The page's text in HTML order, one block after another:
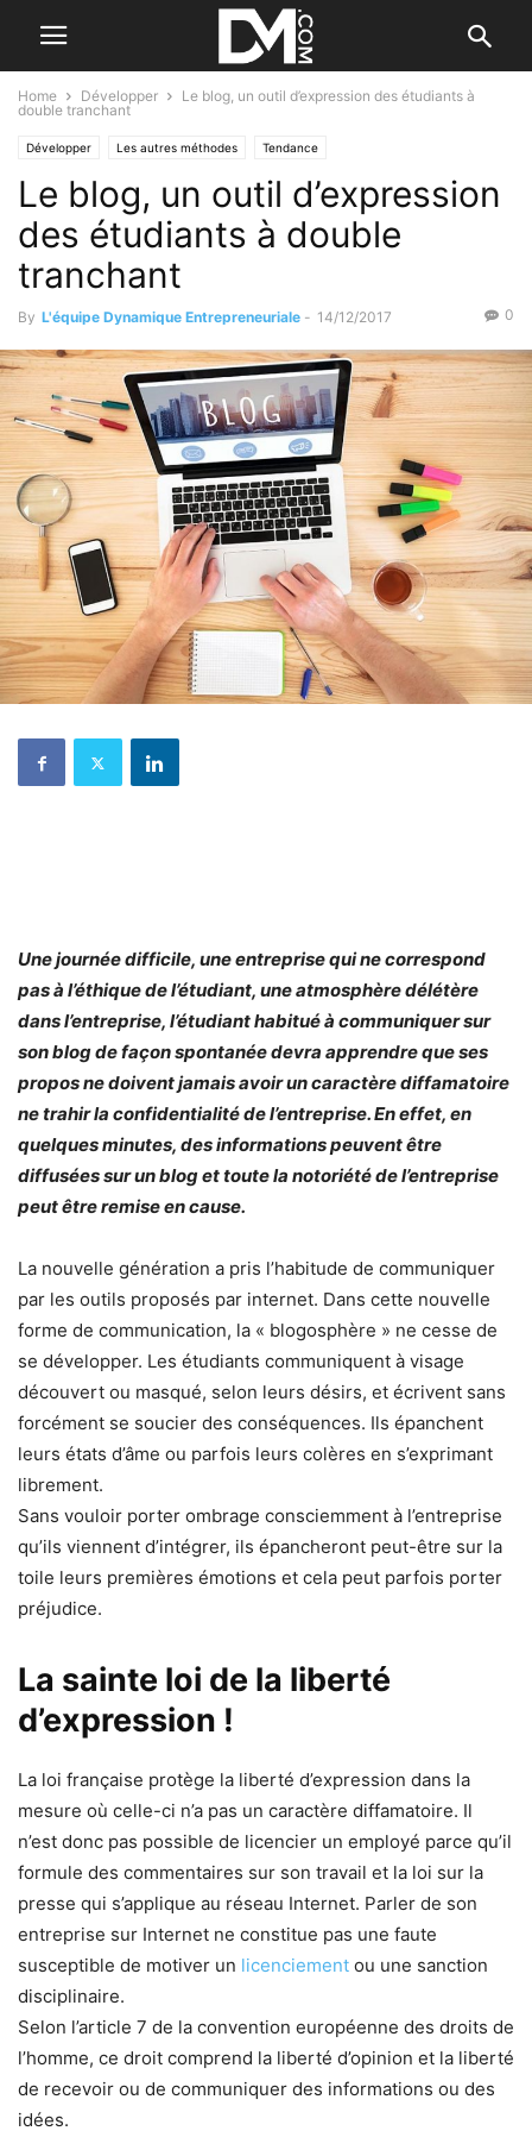
Home Développer
Le blog, un outil d’expression des étudiants à
double tranchant
Développer Les autres méthodes Tendance
Le blog, un outil d’expression
des étudiants à double
tranchant
By L'équipe Dynamique Entrepreneuriale - 14/12/2017 0
Une journée difficile, une entreprise qui ne correspond
pas à l’éthique de l’étudiant, une atmosphère délétère
dans l’entreprise, l’étudiant habitué à communiquer sur
son blog de façon spontanée devra apprendre que ses
propos ne doivent jamais avoir un caractère diffamatoire
ne trahir la confidentialité de l’entreprise. En effet, en
quelques minutes, des informations peuvent être
diffusées sur un blog et toute la notoriété de l’entreprise
peut être remise en cause.
La nouvelle génération a pris l’habitude de communiquer
par les outils proposés par internet. Dans cette nouvelle
forme de communication, la « blogosphère » ne cesse de
se développer. Les étudiants communiquent à visage
découvert ou masqué, selon leurs désirs, et écrivent sans
forcément se soucier des conséquences. Ils épanchent
leurs états d’âme ou parfois leurs colères en s’exprimant
librement.
Sans vouloir porter ombrage consciemment à l’entreprise
qu’ils viennent d’intégrer, ils épancheront peut-être sur la
toile leurs premières émotions et cela peut parfois porter
préjudice.
La sainte loi de la liberté
d’expression !
La loi française protège la liberté d’expression dans la
mesure où celle-ci n’a pas un caractère diffamatoire. Il
n’est donc pas possible de licencier un employé parce qu’il
formule des commentaires sur son travail et la loi sur la
presse qui s’applique au réseau Internet. Parler de son
entreprise sur Internet ne constitue pas une faute
susceptible de motiver un licenciement ou une sanction
disciplinaire.
Selon l’article 7 de la convention européenne des droits de
l’homme, ce droit comprend la liberté d’opinion et la liberté
de recevoir ou de communiquer des informations ou des
idées.